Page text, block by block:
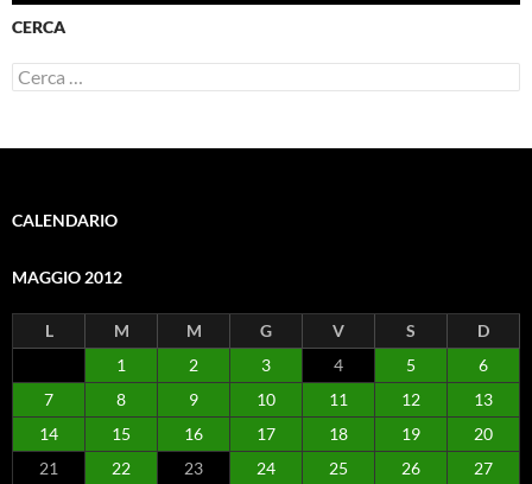
CERCA
Ricerca
per:
CALENDARIO
MAGGIO 2012
L M M G V S
D
1
2 3 4 5
6
7
8 9 10 11 12
13
14
15 16 17 18 19
20
21
22 23 24 25 26
27